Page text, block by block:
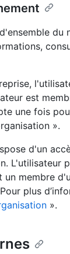
du
est
une fois
».
d'un
L'utilisateur
membre
plus
».